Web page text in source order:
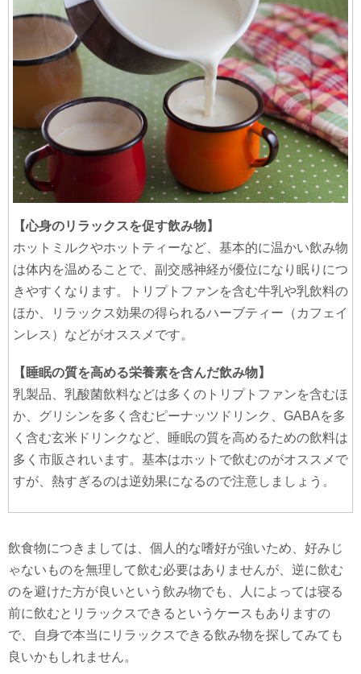
【心身のリラックスを促す飲み物】
ホットミルクやホットティーなど、基本的に温かい飲み物
は体内を温めることで、副交感神経が優位になり眠りにつ
きやすくなります。トリプトファンを含む牛乳や乳飲料の
ほか、リラックス効果の得られるハーブティー（カフェイ
ンレス）などがオススメです。
【睡眠の質を高める栄養素を含んだ飲み物】
乳製品、乳酸菌飲料などは多くのトリプトファンを含むほ
か、グリシンを多く含むピーナッツドリンク、GABAを多
く含む玄米ドリンクなど、睡眠の質を高めるための飲料は
多く市販されいます。基本はホットで飲むのがオススメで
すが、熱すぎるのは逆効果になるので注意しましょう。
飲食物につきましては、個人的な嗜好が強いため、好みじ
ゃないものを無理して飲む必要はありませんが、逆に飲む
のを避けた方が良いという飲み物でも、人によっては寝る
前に飲むとリラックスできるというケースもありますの
で、自身で本当にリラックスできる飲み物を探してみても
良いかもしれません。